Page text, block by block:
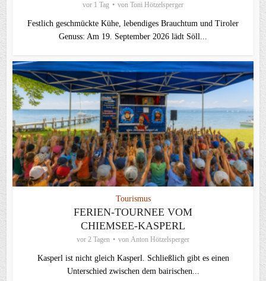
vor 1 Tag von Toni Hötzelsperger
Festlich geschmückte Kühe, lebendiges Brauchtum und Tiroler
Genuss: Am 19. September 2026 lädt Söll...
Tourismus
FERIEN-TOURNEE VOM
CHIEMSEE-KASPERL
vor 2 Tagen von Anton Hötzelsperger
Kasperl ist nicht gleich Kasperl. Schließlich gibt es einen
Unterschied zwischen dem bairischen...